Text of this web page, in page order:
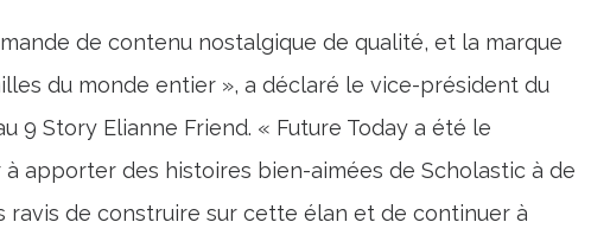
de contenu nostalgique de qualité, et la marque
du monde entier », a déclaré le vice-président du
9 Story Elianne Friend. « Future Today a été le
apporter des histoires bien-aimées de Scholastic à de
ravis de construire sur cette élan et de continuer à